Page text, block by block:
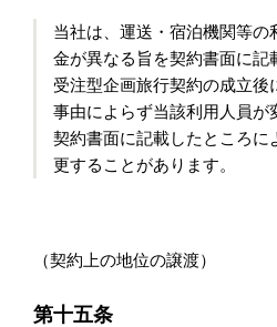
当社は、運送・宿泊機関等の
金が異なる旨を契約書面に記
受注型企画旅行契約の成立後
事由によらず当該利用人員が
契約書面に記載したところに
更することがあります。
（契約上の地位の譲渡）
第十五条